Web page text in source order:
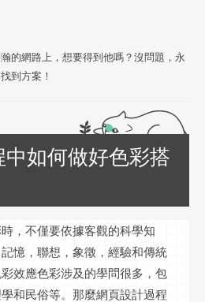
的網路上，想要得到他嗎？沒問題，永
到方案！
如何做好色彩搭
，不僅要依據客觀的科學知
憶，聯想，象徵，經驗和傳統
效應色彩涉及的學問很多，包
和民俗等。那麼網頁設計過程